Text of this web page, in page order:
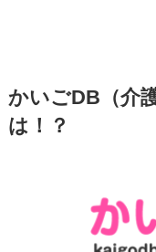
かいごDB（介
は！？